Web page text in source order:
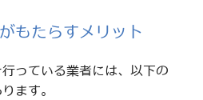
もたらすメリット
っている業者には、以下の
ます。